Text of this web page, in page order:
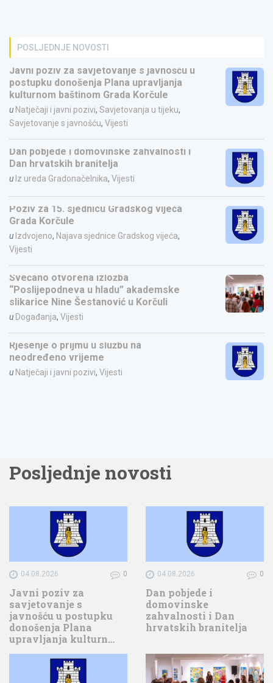
POSLJEDNJE NOVOSTI
Javni poziv za savjetovanje s javnošću u
postupku donošenja Plana upravljanja
kulturnom baštinom Grada Korčule
u Natječaji i javni pozivi, Savjetovanja u tijeku,
Savjetovanje s javnošću, Vijesti
Dan pobjede i domovinske zahvalnosti i
Dan hrvatskih branitelja
u Iz ureda Gradonačelnika, Vijesti
Poziv za 15. sjednicu Gradskog vijeća
Grada Korčule
u Izdvojeno, Najava sjednice Gradskog vijeća,
Vijesti
Svečano otvorena izložba
“Poslijepodneva u hladu” akademske
slikarice Nine Šestanović u Korčuli
u Događanja, Vijesti
Rješenje o prijmu u službu na
neodređeno vrijeme
u Natječaji i javni pozivi, Vijesti
Posljednje novosti
04.08.2026 0
Javni poziv za
savjetovanje s
javnošću u postupku
donošenja Plana
upravljanja kulturn…
04.08.2026 0
Dan pobjede i
domovinske
zahvalnosti i Dan
hrvatskih branitelja